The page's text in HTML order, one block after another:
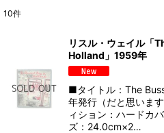
絞り込
10件
リスル・ウェイル「
Holland」1959年
■タイトル：The
年発行（だと思いま
ィション：ハードカ
ズ：24.0cm×2…